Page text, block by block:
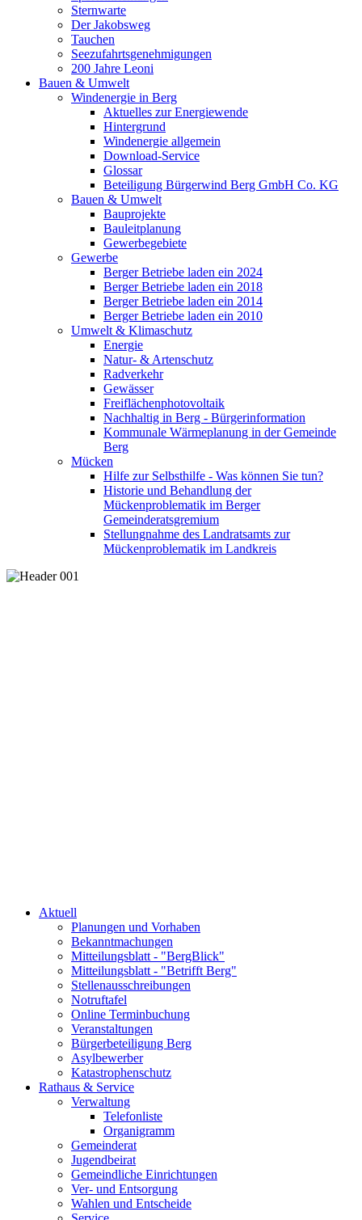
Sternwarte
Der Jakobsweg
Tauchen
Seezufahrtsgenehmigungen
200 Jahre Leoni
Bauen & Umwelt
Windenergie in Berg
Aktuelles zur Energiewende
Hintergrund
Windenergie allgemein
Download-Service
Glossar
Beteiligung Bürgerwind Berg GmbH Co. KG
Bauen & Umwelt
Bauprojekte
Bauleitplanung
Gewerbegebiete
Gewerbe
Berger Betriebe laden ein 2024
Berger Betriebe laden ein 2018
Berger Betriebe laden ein 2014
Berger Betriebe laden ein 2010
Umwelt & Klimaschutz
Energie
Natur- & Artenschutz
Radverkehr
Gewässer
Freiflächenphotovoltaik
Nachhaltig in Berg - Bürgerinformation
Kommunale Wärmeplanung in der Gemeinde
Berg
Mücken
Hilfe zur Selbsthilfe - Was können Sie tun?
Historie und Behandlung der
Mückenproblematik im Berger
Gemeinderatsgremium
Stellungnahme des Landratsamts zur
Mückenproblematik im Landkreis
Aktuell
Planungen und Vorhaben
Bekanntmachungen
Mitteilungsblatt - "BergBlick"
Mitteilungsblatt - "Betrifft Berg"
Stellenausschreibungen
Notruftafel
Online Terminbuchung
Veranstaltungen
Bürgerbeteiligung Berg
Asylbewerber
Katastrophenschutz
Rathaus & Service
Verwaltung
Telefonliste
Organigramm
Gemeinderat
Jugendbeirat
Gemeindliche Einrichtungen
Ver- und Entsorgung
Wahlen und Entscheide